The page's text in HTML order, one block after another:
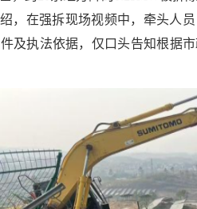
，在强拆现场视频中，牵头人
及执法依据，仅口头告知根据